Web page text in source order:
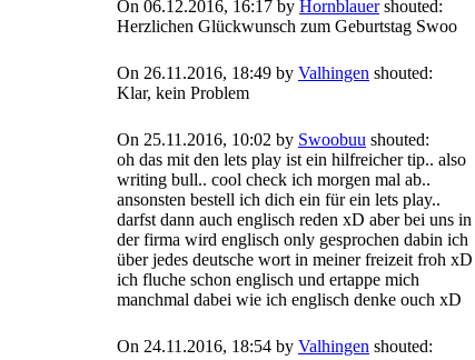
On 06.12.2016, 16:17 by Hornblauershouted:
Herzlichen Glückwunsch zum Geburtstag Swoo
On 26.11.2016, 18:49 by Valhingen shouted:
Klar, kein Problem
On 25.11.2016, 10:02 by Swoobuu shouted:
oh das mit den lets play ist ein hilfreicher tip.. also
writing bull.. cool check ich morgen mal ab..
ansonsten bestell ich dich ein für ein lets play..
darfst dann auch englisch reden xD aber bei uns in
der firma wird englisch only gesprochen dabin ich
über jedes deutsche wort in meiner freizeit froh xD
ich fluche schon englisch und ertappe mich
manchmal dabei wie ich englisch denke ouch xD
On 24.11.2016, 18:54 by Valhingen shouted: